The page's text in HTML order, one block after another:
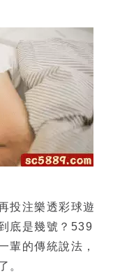
投注樂透彩球遊
底是幾號？539
輩的傳統說法，
。